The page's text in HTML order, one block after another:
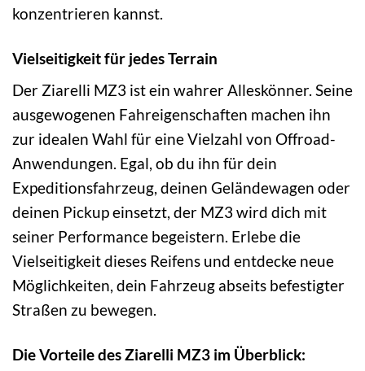
konzentrieren kannst.
Vielseitigkeit für jedes Terrain
Der Ziarelli MZ3 ist ein wahrer Alleskönner. Seine
ausgewogenen Fahreigenschaften machen ihn
zur idealen Wahl für eine Vielzahl von Offroad-
Anwendungen. Egal, ob du ihn für dein
Expeditionsfahrzeug, deinen Geländewagen oder
deinen Pickup einsetzt, der MZ3 wird dich mit
seiner Performance begeistern. Erlebe die
Vielseitigkeit dieses Reifens und entdecke neue
Möglichkeiten, dein Fahrzeug abseits befestigter
Straßen zu bewegen.
Die Vorteile des Ziarelli MZ3 im Überblick: